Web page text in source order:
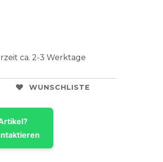
ca. 2-3 Werktage
WUNSCHLISTE